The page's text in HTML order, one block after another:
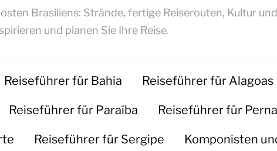
Brasiliens: Strände, fertige Reiserouten, Kultur
und planen Sie Ihre Reise.
Reiseführer für Bahia Reiseführer für Alagoas
Reiseführer für Paraíba Reiseführer für
Reiseführer für Sergipe Komponisten